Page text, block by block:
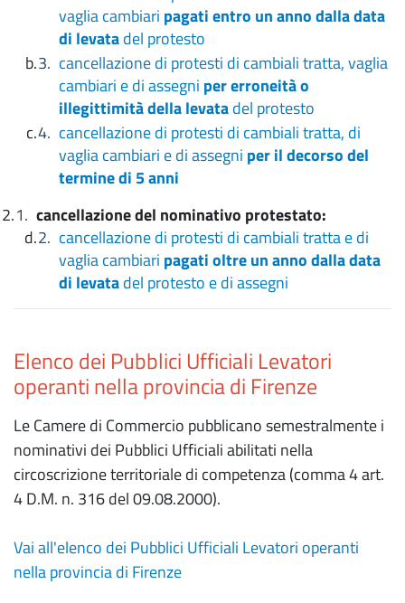
vaglia cambiari pagati entro un anno dalla data
di levatadel protesto
cancellazione di protesti di cambiali tratta, vaglia
cambiari e di assegni per erroneità o
illegittimità della levatadel protesto
cancellazione di protesti di cambiali tratta, di
vaglia cambiari e di assegni per il decorso del
termine di 5 anni
cancellazione del nominativo protestato:
cancellazione di protesti di cambiali tratta e di
vaglia cambiari pagati oltre un anno dalla data
di levatadel protesto e di assegni
Elenco dei Pubblici Ufficiali Levatori
operanti nella provincia di Firenze
Le Camere di Commercio pubblicano semestralmente i
nominativi dei Pubblici Ufficiali abilitati nella
circoscrizione territoriale di competenza (comma 4 art.
4 D.M. n. 316 del 09.08.2000).
Vai all'elenco dei Pubblici Ufficiali Levatori operanti
nella provincia di Firenze